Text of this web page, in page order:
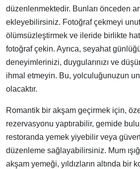
düzenlenmektedir. Bunları önceden
ekleyebilirsiniz. Fotoğraf çekmeyi
ölümsüzleştirmek ve ileride birlikte
fotoğraf çekin. Ayrıca, seyahat
deneyimlerinizi, duygularınızı ve
ihmal etmeyin. Bu, yolculuğunuzun
olacaktır.
Romantik bir akşam geçirmek için,
rezervasyonu yaptırabilir, gemide
restoranda yemek yiyebilir veya
düzenleme sağlayabilirsiniz. Mum
akşam yemeği, yıldızların altında bir